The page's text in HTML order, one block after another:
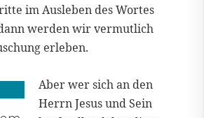
im Ausleben des Wortes
werden wir vermutlich
erleben.
Aber wer sich an den
Herrn Jesus und Sein